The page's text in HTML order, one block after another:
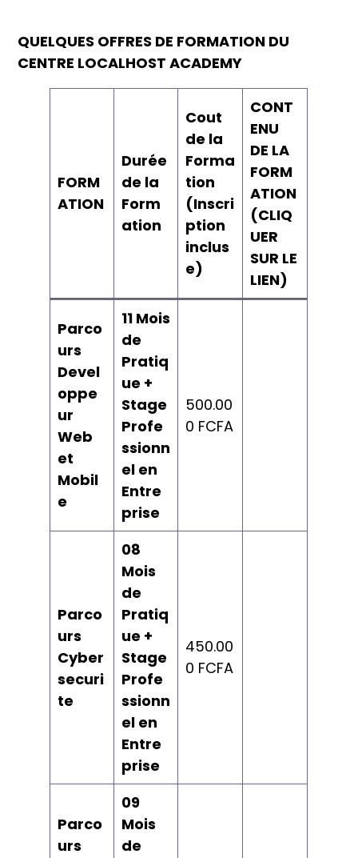
QUELQUES OFFRES DE FORMATION DU
CENTRE LOCALHOST ACADEMY
FORM
ATION
Durée
de la
Form
ation
Cout
de la
Forma
tion
(Inscri
ption
inclus
e)
CONT
ENU
DE LA
FORM
ATION
(CLIQ
UER
SUR LE
LIEN)
Parco
urs
Devel
oppe
ur
Web
et
Mobil
e
11 Mois
de
Pratiq
ue +
Stage
Profe
ssionn
el en
Entre
prise
500.00
0 FCFA
Parco
urs
Cyber
securi
te
08
Mois
de
Pratiq
ue +
Stage
Profe
ssionn
el en
Entre
prise
450.00
0 FCFA
Parco
urs
09
Mois
de